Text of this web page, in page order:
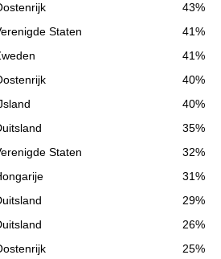
43%
Staten
41%
41%
40%
40%
35%
Staten
32%
31%
29%
26%
25%